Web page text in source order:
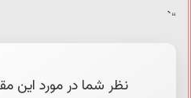
“`
نظر شما در مورد این